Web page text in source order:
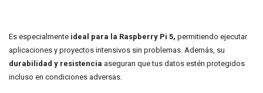
Es especialmente ideal para la Raspberry Pi 5, permitiendo ejecutar
aplicaciones y proyectos intensivos sin problemas. Además, su
durabilidad y resistencia aseguran que tus datos estén protegidos
incluso en condiciones adversas.